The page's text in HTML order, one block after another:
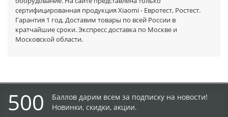
сертифицированная продукция Xiaomi - Евротест, Ростест.
Гарантия 1 год. Доставим товары по всей России в
кратчайшие сроки. Экспресс доставка по Москве и
Московской области.
500
Баллов дарим всем за подписку на новости!
Новинки, скидки, акции.